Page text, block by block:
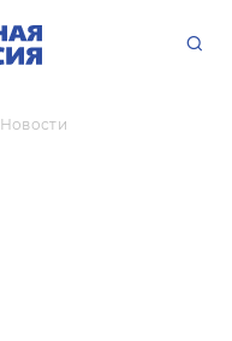
Новости